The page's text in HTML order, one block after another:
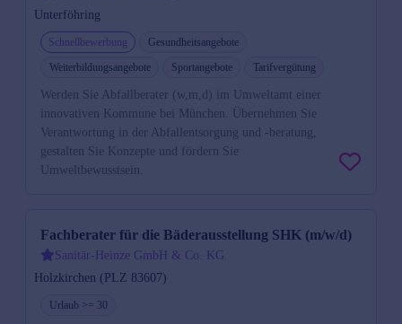
Unterföhring
Schnellbewerbung
Gesundheitsangebote
Weiterbildungsangebote
Sportangebote Tarifvergütung
Werden Sie Abfallberater (w,m,d) im Umweltamt einer
innovativen Kommune bei München. Übernehmen Sie
Verantwortung in der Abfallentsorgung und -beratung,
gestalten Sie Konzepte und fördern Sie
Umweltbewusstsein.
Fachberater für die Bäderausstellung SHK (m/w/d)
Sanitär-Heinze GmbH & Co. KG
Holzkirchen (PLZ 83607)
Urlaub >= 30